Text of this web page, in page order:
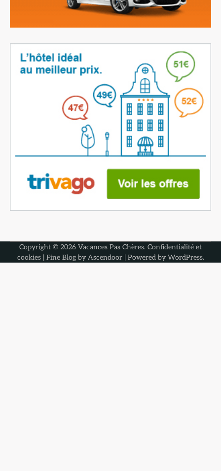
Copyright © 2026 Vacances Pas Chères. Confidentialité et
cookies| Fine Blog by Ascendoor| Powered by WordPress.